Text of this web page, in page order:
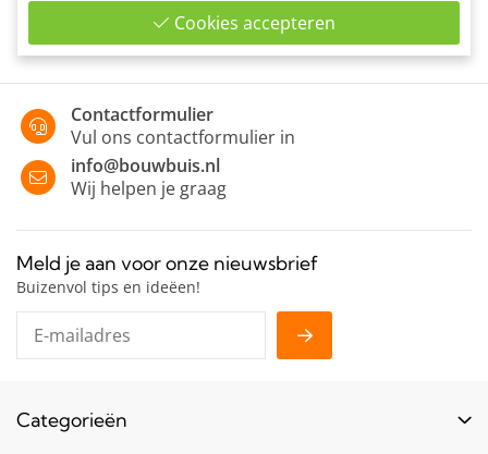
Contactformulier
Vul ons contactformulier in
info@bouwbuis.nl
Wij helpen je graag
Meld je aan voor onze nieuwsbrief
Buizenvol tips en ideëen!
Categorieën
Cookies accepteren